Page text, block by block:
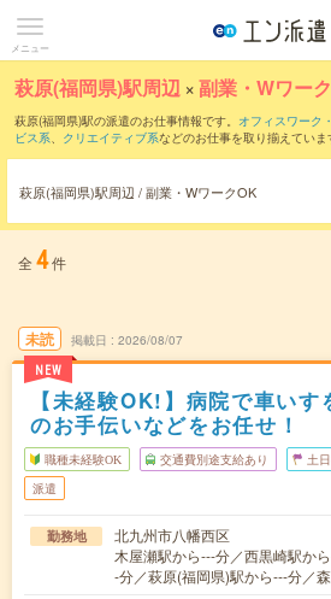
メニュー
萩原(福岡県)駅周辺 ×副業・Wワー
萩原(福岡県)駅の派遣のお仕事情報です。 オフィスワーク
ビス系、 クリエイティブ系などのお仕事を取り揃えてい
萩原(福岡県)駅周辺 / 副業・WワークOK
全 4件
未読
NEW
掲載日 2026/08/07
【未経験OK!】病院で車い
のお手伝いなどをお任せ！
職種未経験OK 交通費別途支給あり 土
派遣
勤務地
北九州市八幡西区
木屋瀬駅から---分／西黒崎駅か
-分／萩原(福岡県)駅から---分／